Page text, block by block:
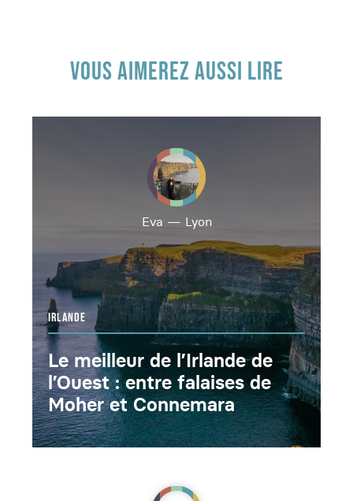
VOUS AIMEREZ AUSSI LIRE
Eva — Lyon
IRLANDE
Le meilleur de l’Irlande de
l’Ouest : entre falaises de
Moher et Connemara